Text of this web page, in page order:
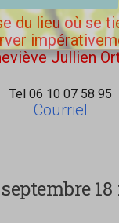
du lieu où se
Jullien
Tel 06 10 07 58 95
Courriel
18 :